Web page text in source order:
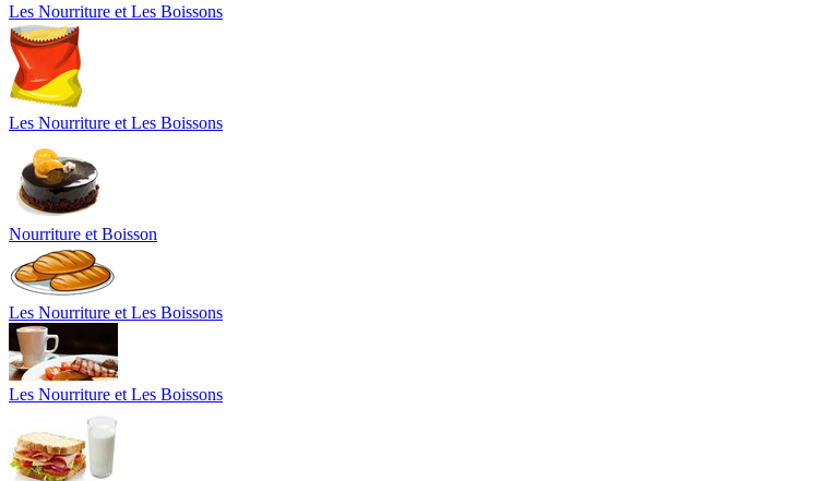
Les Nourriture et Les Boissons
Les Nourriture et Les Boissons
Nourriture et Boisson
Les Nourriture et Les Boissons
Les Nourriture et Les Boissons